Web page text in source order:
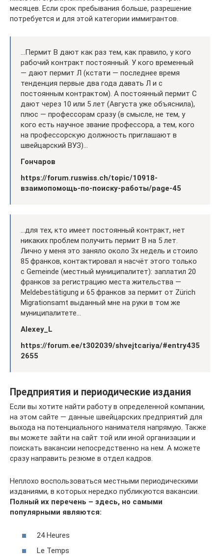
месяцев. Если срок пребывания больше, разрешение
потребуется и для этой категории иммигрантов.
…Пермит В дают как раз тем, как правило, у кого
рабочий контракт постоянный. У кого временный
— дают пермит Л (кстати — последнее время
тенденция первые два года давать Л и с
постоянным контрактом). А постоянный пермит С
дают через 10 или 5 лет (Августа уже объяснила),
плюс — профессорам сразу (в смысле, не тем, у
кого есть научное звание профессора, а тем, кого
на профессорскую должность приглашают в
швейцарский ВУЗ)…
Гончаров
https://forum.ruswiss.ch/topic/10918-
взаимопомощь-по-поиску-работы/page-45
…для тех, кто имеет постоянный контракт, нет
никаких проблем получить пермит B на 5 лет.
Лично у меня это заняло около 3х недель и стоило
85 франков, контактировал я насчёт этого только
с Gemeinde (местный муниципалитет): заплатил 20
франков за регистрацию места жительства —
Meldebestätigung и 65 франков за пермит от Zürich
Migrationsamt выданный мне на руки в том же
муниципалитете…
Alexey_L
https://forum.ee/t302039/shvejtcariya/#entry435
2655
Предприятия и периодические издания
Если вы хотите найти работу в определенной компании,
на этом сайте — данные швейцарских предприятий для
выхода на потенциального нанимателя напрямую. Также
вы можете зайти на сайт той или иной организации и
поискать вакансии непосредственно на нем. А можете
сразу направить резюме в отдел кадров.
Неплохо воспользоваться местными периодическими
изданиями, в которых нередко публикуются вакансии.
Полный их перечень – здесь, но самыми
популярными являются:
24 Heures
Le Temps